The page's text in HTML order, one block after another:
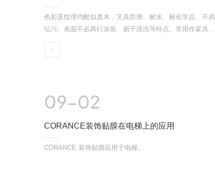
色彩及纹理均酷似真木，又具防潮、耐水、耐化学品、不易
玷污、表面不必再行涂装、易于清洗等特点。常用作家具表
面装饰及建筑内装饰。因为波音软片的热熔胶型号良多，请
严格按照热熔胶的温度要求使用，夏季使用热熔胶温度下
刨花板，纤维板木屑，木屑过少或没有木屑，则粘不住，分
详情
09-02
CORANCE装饰贴膜在电梯上的应用
CORANCE 装饰贴膜应用于电梯。